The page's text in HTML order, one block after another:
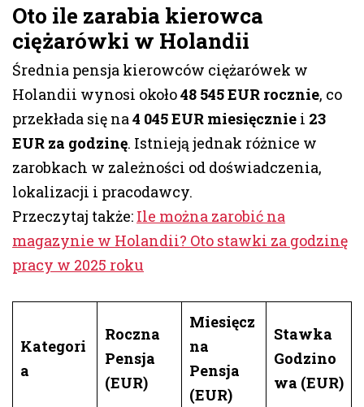
Oto ile zarabia kierowca
ciężarówki w Holandii
Średnia pensja kierowców ciężarówek w
Holandii wynosi około48 545 EUR rocznie, co
przekłada się na4 045 EUR miesięcznie i 23
EUR za godzinę. Istnieją jednak różnice w
zarobkach w zależności od doświadczenia,
lokalizacji i pracodawcy.
Przeczytaj także: Ile można zarobić na
magazynie w Holandii? Oto stawki za godzinę
pracy w 2025 roku
Kategori
a
Roczna
Pensja
(EUR)
Miesięcz
na
Pensja
(EUR)
Stawka
Godzino
wa (EUR)